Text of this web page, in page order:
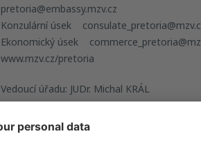
pretoria@embassy.mzv.cz
Konzulární úsek
Ekonomický úsek
www.mzv.cz/pretoria
Vedoucí úřadu: JUDr. Michal KRÁL
Diplomatická působnost: DIPLOMATICKÁ
republiku, Lesothské království,